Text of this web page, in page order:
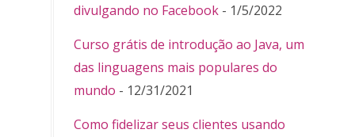
divulgando no Facebook - 1/5/2022
Curso grátis de introdução ao Java, uma
das linguagens mais populares do
mundo - 12/31/2021
Como fidelizar seus clientes usando